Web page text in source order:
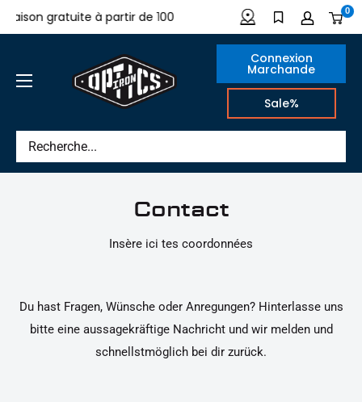
Directement
au
gratuite à partir de 100 Fait en Allemagne
0
IRON
Connexion
Marchande
Sale%
Contact
Insère ici tes coordonnées
Du hast Fragen, Wünsche oder Anregungen? Hinterlasse uns
bitte eine aussagekräftige Nachricht und wir melden und
schnellstmöglich bei dir zurück.